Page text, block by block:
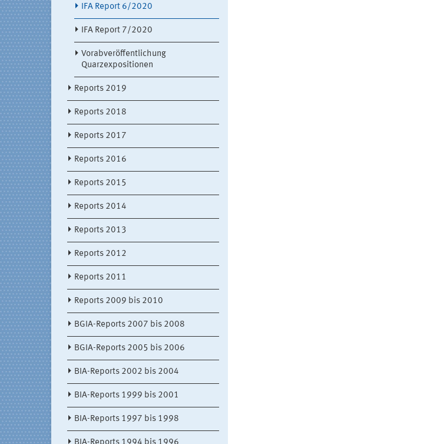
IFA Report 6/2020
IFA Report 7/2020
Vorabveröffentlichung
Quarzexpositionen
Reports 2019
Reports 2018
Reports 2017
Reports 2016
Reports 2015
Reports 2014
Reports 2013
Reports 2012
Reports 2011
Reports 2009 bis 2010
BGIA-Reports 2007 bis 2008
BGIA-Reports 2005 bis 2006
BIA-Reports 2002 bis 2004
BIA-Reports 1999 bis 2001
BIA-Reports 1997 bis 1998